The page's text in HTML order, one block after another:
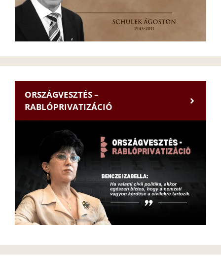
ORSZÁGVESZTÉS –
RABLÓPRIVATIZÁCIÓ